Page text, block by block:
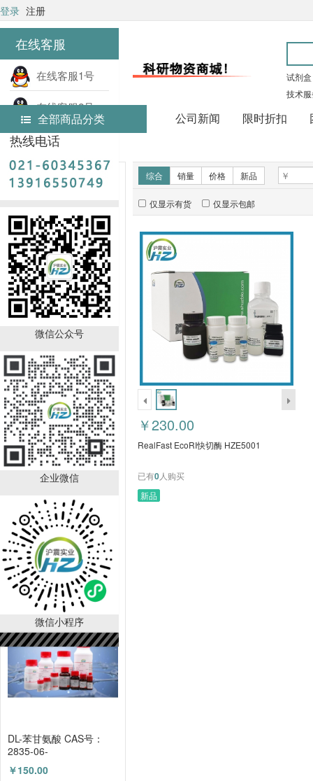
在线客服
在线客服1号
在线客服2号
热线电话
微信公众号
企业微信
微信小程序
登录 注册
试剂盒
技术
全部商品分类 公司新闻 限时折扣
首页
实验试剂
新品推荐
RealFast EcoRI快切酶
HZE5001
已有 0人购买
销量排行
Boc-D-4-氯苯丙氨酸
CAS：57292-44-1
（HZ52015591）
￥392.00
已有88人购买
DL-苯甘氨酸 CAS号：
2835-06-
5（HZ52000788）
￥150.00
综合 销量 价格 新品
仅显示有货 仅显示包邮
￥230.00
RealFast EcoRI快切酶 HZE5001
已有0人购买
新品